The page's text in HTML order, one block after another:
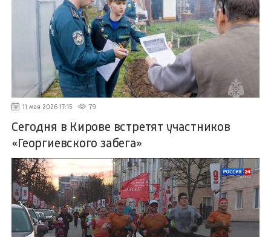
11 мая 2026 17:15 79
Сегодня в Кирове встретят участников
«Георгиевского забега»